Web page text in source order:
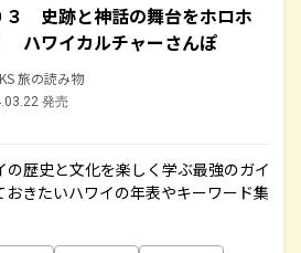
３ 史跡と神話の舞台をホロホ
ハワイカルチャーさんぽ
旅の読み物
発売
の歴史と文化を楽しく学ぶ最強のガイ
おきたいハワイの年表やキーワード集